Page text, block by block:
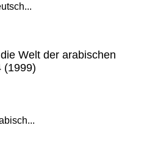
Welt der arabischen
(1999)